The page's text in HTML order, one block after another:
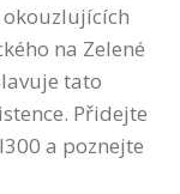
okouzlujících
na Zelené
tato
Přidejte
a poznejte